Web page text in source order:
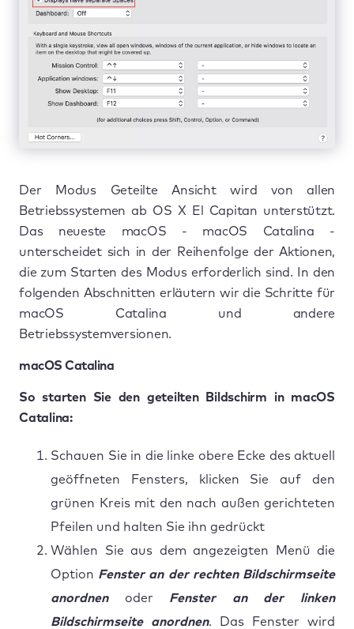
Der Modus Geteilte Ansicht wird von allen
Betriebssystemen ab OS X El Capitan unterstützt.
Das neueste macOS - macOS Catalina -
unterscheidet sich in der Reihenfolge der Aktionen,
die zum Starten des Modus erforderlich sind. In den
folgenden Abschnitten erläutern wir die Schritte für
macOS Catalina und andere
Betriebssystemversionen.
macOS Catalina
So starten Sie den geteilten Bildschirm in macOS
Catalina:
Schauen Sie in die linke obere Ecke des aktuell
geöffneten Fensters, klicken Sie auf den
grünen Kreis mit den nach außen gerichteten
Pfeilen und halten Sie ihn gedrückt
Wählen Sie aus dem angezeigten Menü die
Option Fenster an der rechten Bildschirmseite
anordnenoder Fenster an der linken
Bildschirmseite anordnen. Das Fenster wird